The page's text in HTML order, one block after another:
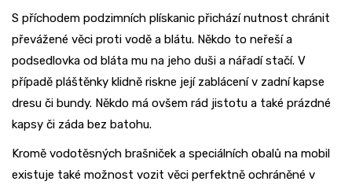
S příchodem podzimních plískanic přichází nutnost chránit
převážené věci proti vodě a blátu. Někdo to neřeší a
podsedlovka od bláta mu na jeho duši a nářadí stačí. V
případě pláštěnky klidně riskne její zablácení v zadní kapse
dresu či bundy. Někdo má ovšem rád jistotu a také prázdné
kapsy či záda bez batohu.
Kromě vodotěsných brašniček a speciálních obalů na mobil
existuje také možnost vozit věci perfektně ochráněné v